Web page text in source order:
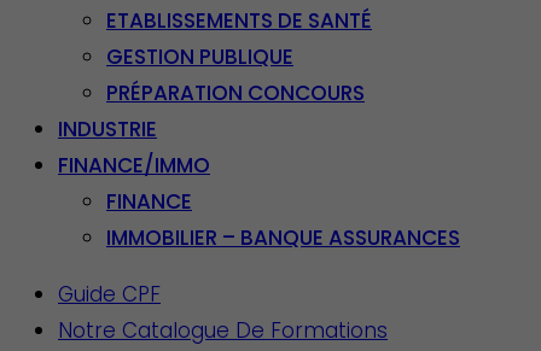
ETABLISSEMENTS DE SANTÉ
GESTION PUBLIQUE
PRÉPARATION CONCOURS
INDUSTRIE
FINANCE/IMMO
FINANCE
IMMOBILIER – BANQUE ASSURANCES
Guide CPF
Notre Catalogue De Formations